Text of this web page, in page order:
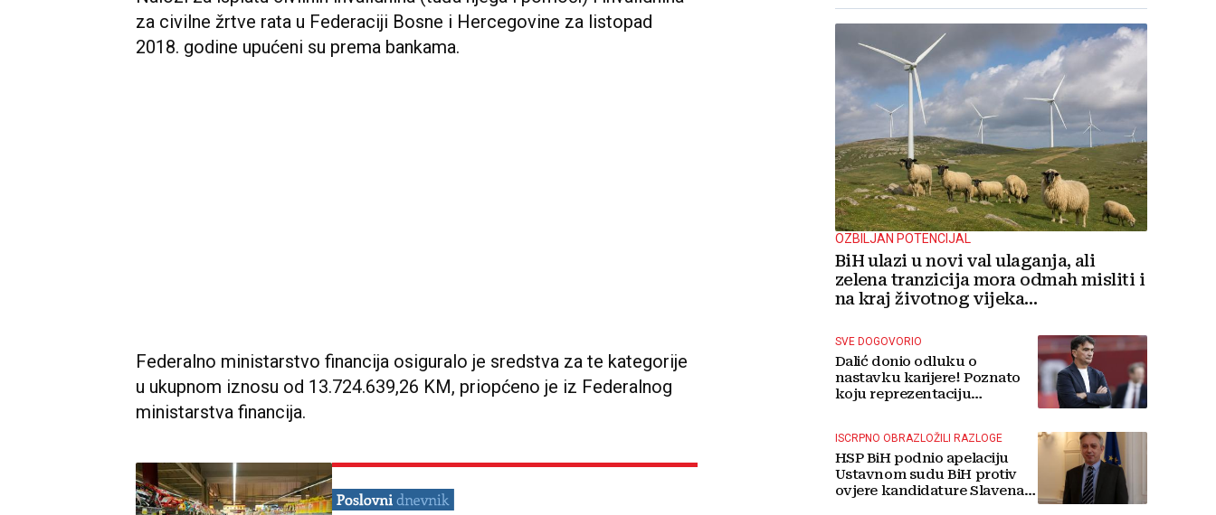
za civilne žrtve rata u Federaciji Bosne i Hercegovine za listopad
2018. godine upućeni su prema bankama.
Federalno ministarstvo financija osiguralo je sredstva za te kategorije
u ukupnom iznosu od 13.724.639,26 KM, priopćeno je iz Federalnog
ministarstva financija.
OZBILJAN POTENCIJAL
BiH ulazi u novi val ulaganja, ali
zelena tranzicija mora odmah misliti i
na kraj životnog vijeka
SVE DOGOVORIO
Dalić donio odluku o
nastavku karijere! Poznato
koju reprezentaciju
ISCRPNO OBRAZLOŽILI RAZLOGE
HSP BiH podnio apelaciju
Ustavnom sudu BiH protiv
ovjere kandidature Slavena